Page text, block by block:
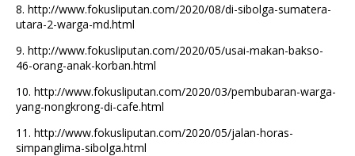
8. http://www.fokusliputan.com/2020/08/di-sibolga-sumatera-
utara-2-warga-md.html
9. http://www.fokusliputan.com/2020/05/usai-makan-bakso-
46-orang-anak-korban.html
10. http://www.fokusliputan.com/2020/03/pembubaran-warga-
yang-nongkrong-di-cafe.html
11. http://www.fokusliputan.com/2020/05/jalan-horas-
simpanglima-sibolga.html